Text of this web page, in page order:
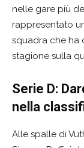
nelle gare più
rappresentato
squadra che ha
stagione sulla
Serie D:
nella
Alle spalle di